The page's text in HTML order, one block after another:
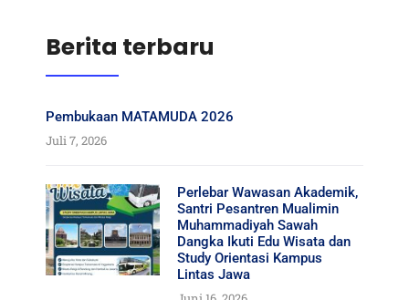
Berita terbaru
Pembukaan MATAMUDA 2026
Juli 7, 2026
Perlebar Wawasan Akademik,
Santri Pesantren Mualimin
Muhammadiyah Sawah
Dangka Ikuti Edu Wisata dan
Study Orientasi Kampus
Lintas Jawa